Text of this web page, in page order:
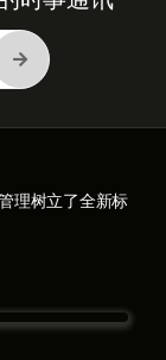
理树立了全新标